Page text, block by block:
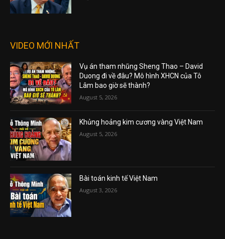
VIDEO MỚI NHẤT
Vụ án tham nhũng Sheng Thao – David
Duong đi về đâu? Mô hình XHCN của Tô
Lâm bao giờ sẽ thành?
August 5, 2026
Khủng hoảng kim cương vàng Việt Nam
August 5, 2026
Bài toán kinh tế Việt Nam
August 3, 2026